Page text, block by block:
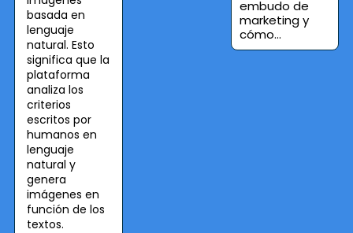
basada en
lenguaje
natural. Esto
significa que la
plataforma
analiza los
criterios
escritos por
humanos en
lenguaje
natural y
genera
imágenes en
función de los
textos.
embudo de
marketing y
cómo...